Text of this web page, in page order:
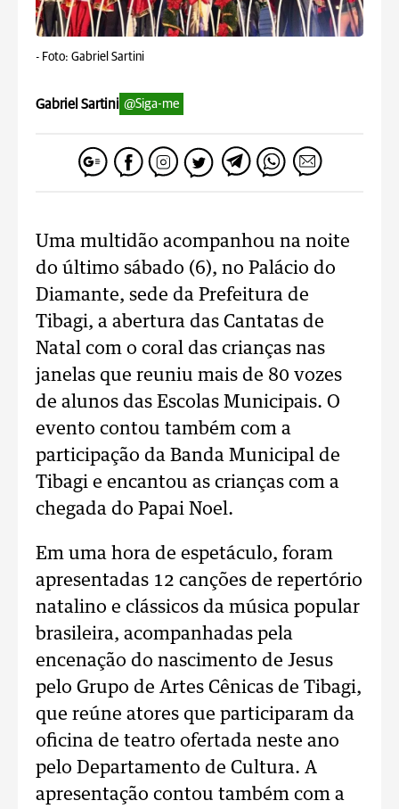
- Foto: Gabriel Sartini
Gabriel Sartini @Siga-me
Uma multidão acompanhou na noite
do último sábado (6), no Palácio do
Diamante, sede da Prefeitura de
Tibagi, a abertura das Cantatas de
Natal com o coral das crianças nas
janelas que reuniu mais de 80 vozes
de alunos das Escolas Municipais. O
evento contou também com a
participação da Banda Municipal de
Tibagi e encantou as crianças com a
chegada do Papai Noel.
Em uma hora de espetáculo, foram
apresentadas 12 canções de repertório
natalino e clássicos da música popular
brasileira, acompanhadas pela
encenação do nascimento de Jesus
pelo Grupo de Artes Cênicas de Tibagi,
que reúne atores que participaram da
oficina de teatro ofertada neste ano
pelo Departamento de Cultura. A
apresentação contou também com a